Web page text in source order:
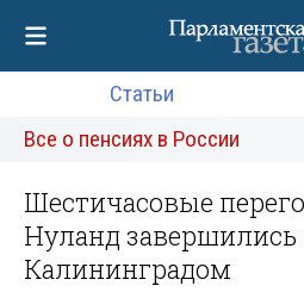
Статьи
Все о пенсиях в России
Шестичасовые
Нуланд завершились
Калининградом